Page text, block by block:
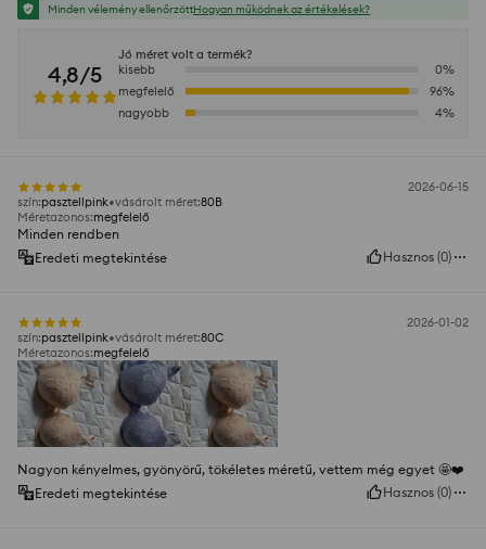
Minden vélemény ellenőrzöttHogyan működnek az értékelések?
4,8/5
Jó méret volt a termék?
kisebb
0%
megfelelő
96%
nagyobb
4%
2026-06-15
szín:pasztellpink vásárolt méret:80B
Méretazonos:megfelelő
Minden rendben
Eredeti megtekintése
Hasznos (0)
2026-01-02
szín:pasztellpink vásárolt méret:80C
Méretazonos:megfelelő
Nagyon kényelmes, gyönyörű, tökéletes méretű, vettem még egyet 🤩❤️
Eredeti megtekintése
Hasznos (0)